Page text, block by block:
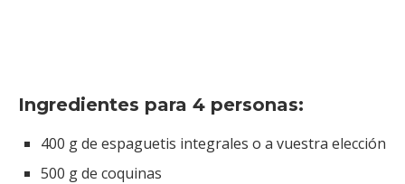
Ingredientes para 4 personas:
400 g de espaguetis integrales o a vuestra elección
500 g de coquinas